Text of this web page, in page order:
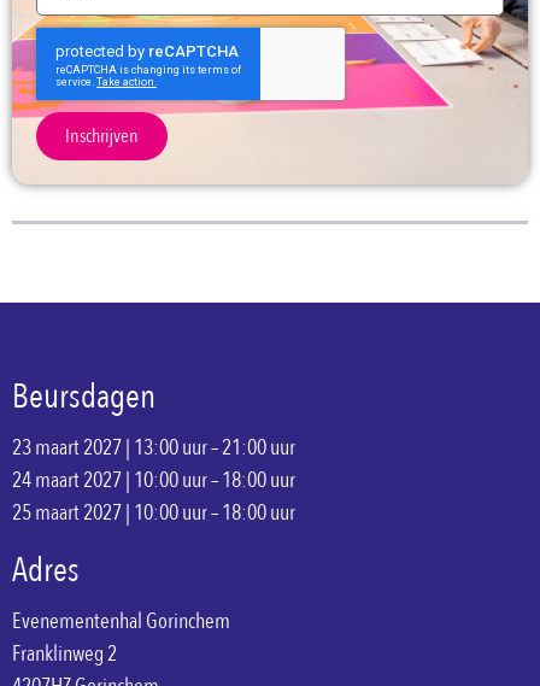
Inschrijven
Beursdagen
23 maart 2027 | 13:00 uur – 21:00 uur
24 maart 2027 | 10:00 uur – 18:00 uur
25 maart 2027 | 10:00 uur – 18:00 uur
Adres
Evenementenhal Gorinchem
Franklinweg 2